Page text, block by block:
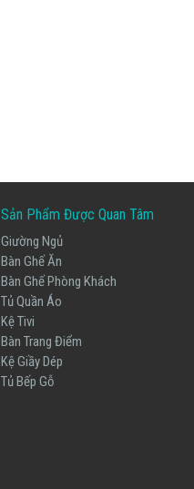
Sản Phẩm Được Quan Tâm
Giường Ngủ
Bàn Ghế Ăn
Bàn Ghế Phòng Khách
Tủ Quần Áo
Kệ Tivi
Bàn Trang Điểm
Kệ Giầy Dép
Tủ Bếp Gỗ